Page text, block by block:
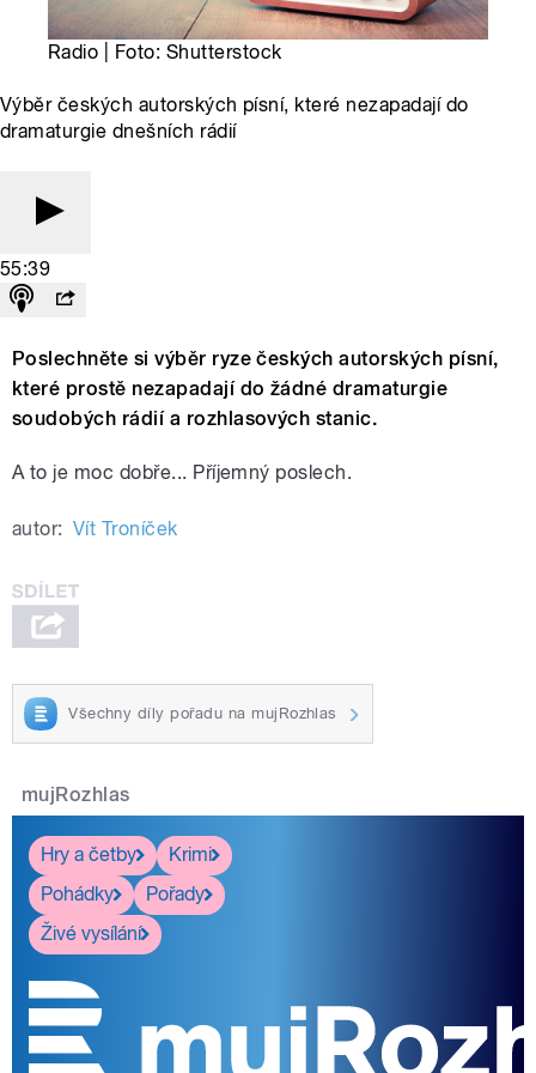
Radio | Foto: Shutterstock
Výběr českých autorských písní, které nezapadají do
dramaturgie dnešních rádií
55:39
Poslechněte si výběr ryze českých autorských písní,
které prostě nezapadají do žádné dramaturgie
soudobých rádií a rozhlasových stanic.
A to je moc dobře... Příjemný poslech.
autor: Vít Troníček
Všechny díly pořadu na mujRozhlas
mujRozhlas
Hry a četby
Krimi
Pohádky
Pořady
Živé vysílání